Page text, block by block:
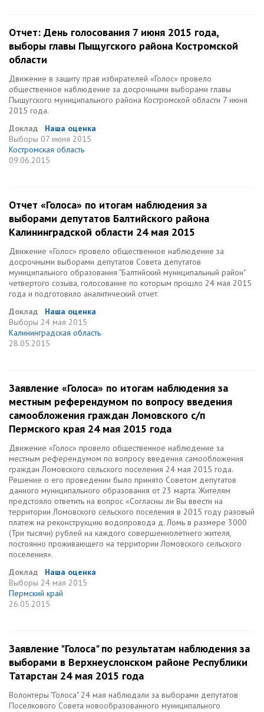
Отчет: День голосования 7 июня 2015 года,
выборы главы Пыщугского района Костромской
области
Движение в защиту прав избирателей «Голос» провело
общественное наблюдение за досрочными выборами главы
Пыщугского муниципального района Костромской области 7 июня
2015 года.
Доклад
Наша оценка
Выборы 07 июня 2015
Костромская область
09.06.2015
Отчет «Голоса» по итогам наблюдения за
выборами депутатов Балтийского района
Калининградской области 24 мая 2015
Движение «Голос» провело общественное наблюдение за
досрочными выборами депутатов Совета депутатов
муниципального образования "Балтийский муниципальный район"
четвертого созыва, голосование по которым прошло 24 мая 2015
года и подготовило аналитический отчет.
Доклад
Наша оценка
Выборы 24 мая 2015
Калининградская область
28.05.2015
Заявление «Голоса» по итогам наблюдения за
местным референдумом по вопросу введения
самообложения граждан Ломовского с/п
Пермского края 24 мая 2015 года
Движение «Голос» провело общественное наблюдение за
местным референдумом по вопросу введения самообложения
граждан Ломовского сельского поселения 24 мая 2015 года.
Решение о его проведении было принято Советом депутатов
данного муниципального образования от 23 марта. Жителям
предстояло ответить на вопрос «Согласны ли Вы ввести на
территории Ломовского сельского поселения в 2015 году разовый
платеж на реконструкцию водопровода д. Ломь в размере 3000
(Три тысячи) рублей на каждого совершеннолетнего жителя,
постоянно проживающего на территории Ломовского сельского
поселения».
Доклад
Наша оценка
Выборы 24 мая 2015
Пермский край
26.05.2015
Заявление "Голоса" по результатам наблюдения за
выборами в Верхнеуслонском районе Республики
Татарстан 24 мая 2015 года
Волонтеры "Голоса" 24 мая наблюдали за выборами депутатов
Поселкового Совета новообразованного муниципального